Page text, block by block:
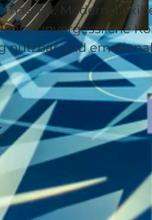
Modern,
unvergessliche
nutzbar und